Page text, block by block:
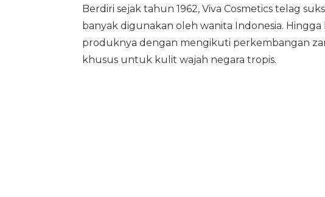
Berdiri sejak tahun 1962, Viva Cosmetics telag
banyak digunakan oleh wanita Indonesia.
produknya dengan mengikuti perkembangan
khusus untuk kulit wajah negara tropis.